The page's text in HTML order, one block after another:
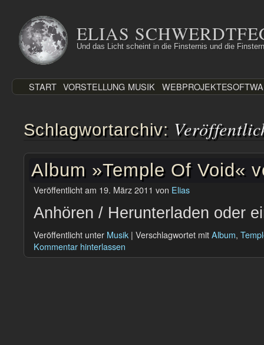
Inhalt
springen
ELIAS
Und das Licht scheint in die Finsternis und die
START VORSTELLUNG MUSIK WEBPROJEKTE
Schlagwortarchiv:
Album »Temple Of Void«
Veröffentlicht am 19. März 2011 von Elias
Anhören / Herunterladen oder
Veröffentlicht unter Musik | Verschlagwortet mitAlbum,
Kommentar hinterlassen